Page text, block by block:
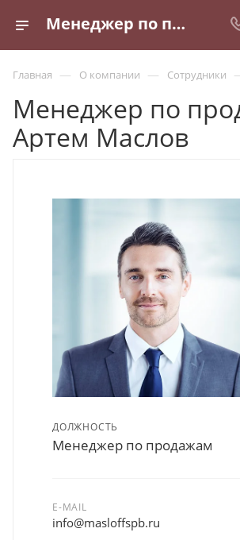
Менеджер по продажам Артем Маслов
Главная — О компании — Сотрудники
Менеджер по
Артем Маслов
ДОЛЖНОСТЬ
Менеджер по продажам
E-MAIL
info@masloffspb.ru